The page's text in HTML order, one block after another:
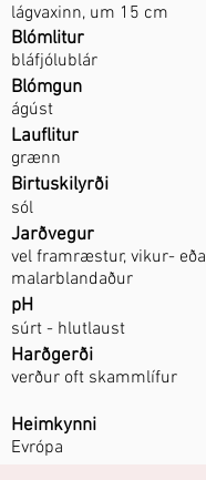
lágvaxinn, um 15 cm
Blómlitur
bláfjólublár
Blómgun
ágúst
Lauflitur
grænn
Birtuskilyrði
sól
Jarðvegur
vel framræstur, vikur- eða
malarblandaður
pH
súrt - hlutlaust
Harðgerði
verður oft skammlífur
Heimkynni
Evrópa